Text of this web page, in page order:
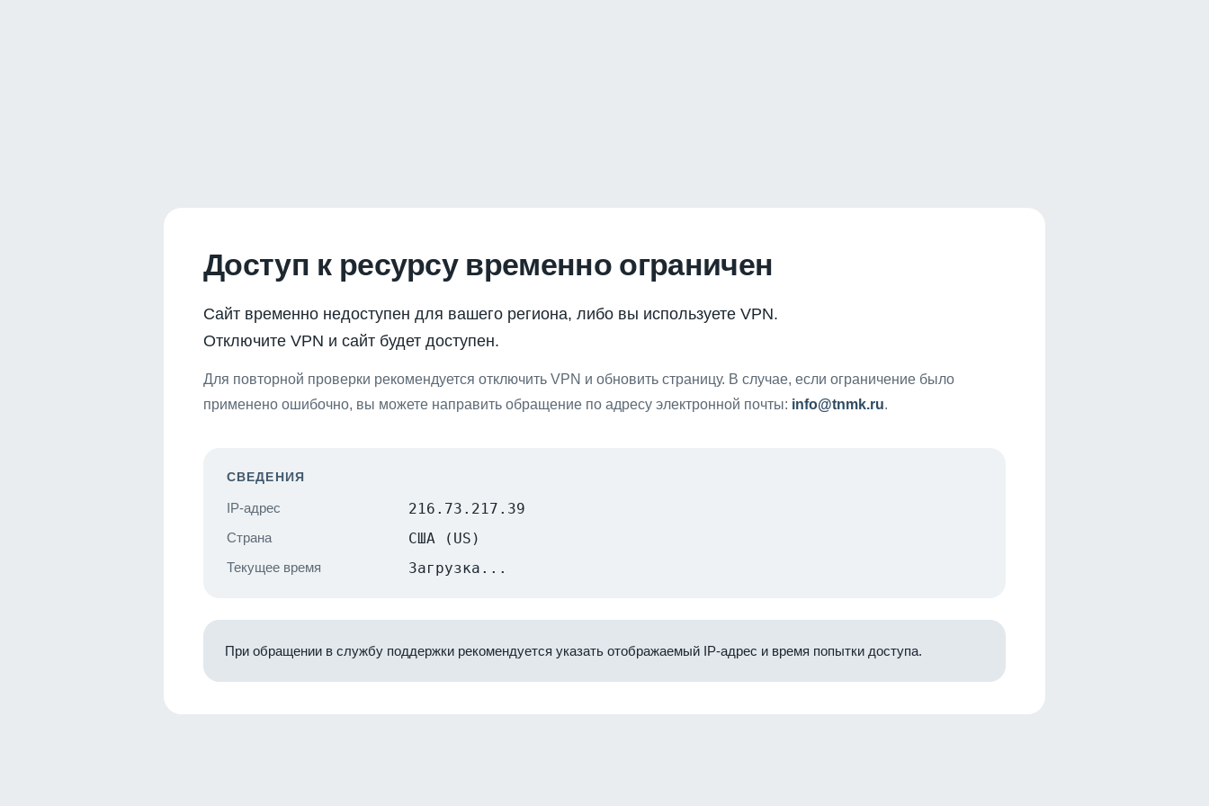
Доступ к ресурсу временно ограничен
Сайт временно недоступен для вашего региона, либо вы используете VPN.
Отключите VPN и сайт будет доступен.
Для повторной проверки рекомендуется отключить VPN и обновить страницу. В случае, если ограничение было
применено ошибочно, вы можете направить обращение по адресу электронной почты: info@tnmk.ru.
СВЕДЕНИЯ
IP-адрес 216.73.217.39
Страна США (US)
Текущее время Загрузка...
При обращении в службу поддержки рекомендуется указать отображаемый IP-адрес и время попытки доступа.